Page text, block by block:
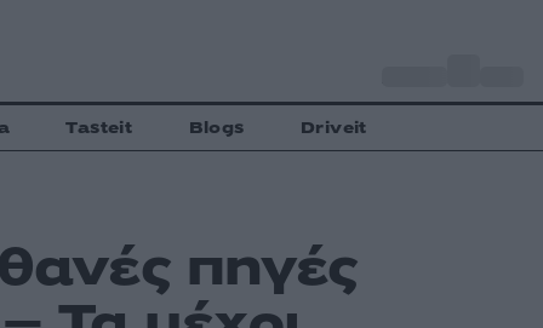
Tasteit Blogs Driveit
πηγές